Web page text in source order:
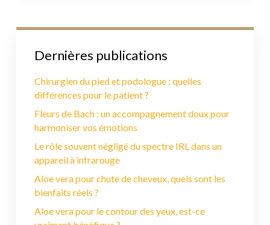
Dernières publications
Chirurgien du pied et podologue : quelles
différences pour le patient ?
Fleurs de Bach : un accompagnement doux pour
harmoniser vos émotions
Le rôle souvent négligé du spectre IRL dans un
appareil à infrarouge
Aloe vera pour chute de cheveux, quels sont les
bienfaits réels ?
Aloe vera pour le contour des yeux, est-ce